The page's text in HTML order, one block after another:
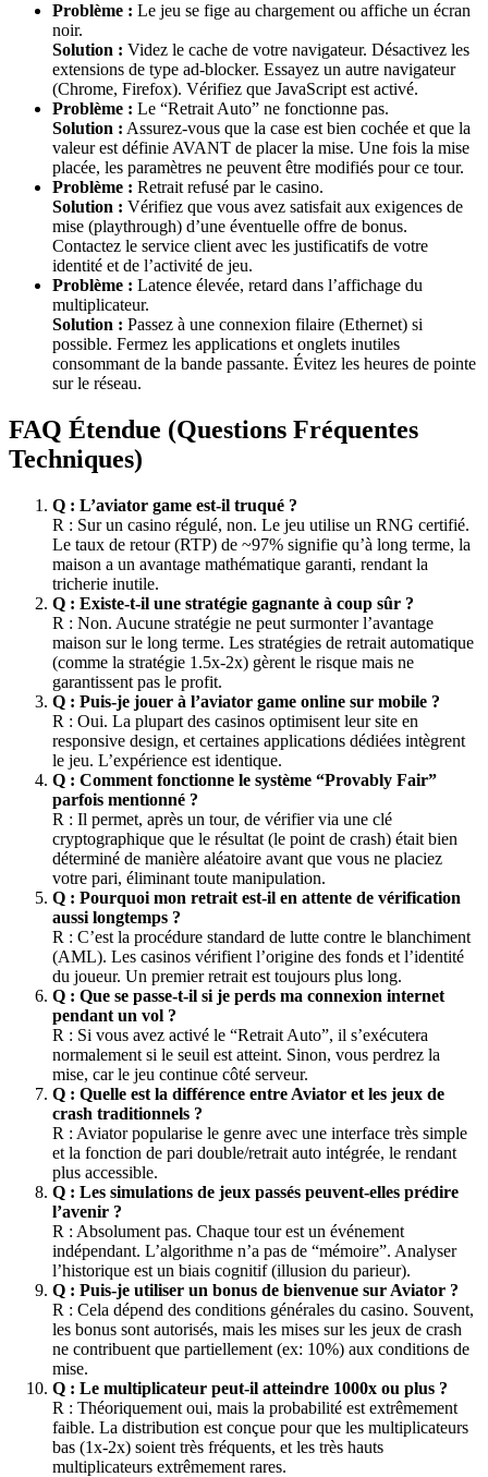
Problème : Le jeu se fige au chargement ou affiche un écran
noir.
Solution : Videz le cache de votre navigateur. Désactivez les
extensions de type ad-blocker. Essayez un autre navigateur
(Chrome, Firefox). Vérifiez que JavaScript est activé.
Problème : Le “Retrait Auto” ne fonctionne pas.
Solution : Assurez-vous que la case est bien cochée et que la
valeur est définie AVANT de placer la mise. Une fois la mise
placée, les paramètres ne peuvent être modifiés pour ce tour.
Problème : Retrait refusé par le casino.
Solution : Vérifiez que vous avez satisfait aux exigences de
mise (playthrough) d’une éventuelle offre de bonus.
Contactez le service client avec les justificatifs de votre
identité et de l’activité de jeu.
Problème : Latence élevée, retard dans l’affichage du
multiplicateur.
Solution : Passez à une connexion filaire (Ethernet) si
possible. Fermez les applications et onglets inutiles
consommant de la bande passante. Évitez les heures de pointe
sur le réseau.
FAQ Étendue (Questions Fréquentes
Techniques)
Q : L’aviator game est-il truqué ?
R : Sur un casino régulé, non. Le jeu utilise un RNG certifié.
Le taux de retour (RTP) de ~97% signifie qu’à long terme, la
maison a un avantage mathématique garanti, rendant la
tricherie inutile.
Q : Existe-t-il une stratégie gagnante à coup sûr ?
R : Non. Aucune stratégie ne peut surmonter l’avantage
maison sur le long terme. Les stratégies de retrait automatique
(comme la stratégie 1.5x-2x) gèrent le risque mais ne
garantissent pas le profit.
Q : Puis-je jouer à l’aviator game online sur mobile ?
R : Oui. La plupart des casinos optimisent leur site en
responsive design, et certaines applications dédiées intègrent
le jeu. L’expérience est identique.
Q : Comment fonctionne le système “Provably Fair”
parfois mentionné ?
R : Il permet, après un tour, de vérifier via une clé
cryptographique que le résultat (le point de crash) était bien
déterminé de manière aléatoire avant que vous ne placiez
votre pari, éliminant toute manipulation.
Q : Pourquoi mon retrait est-il en attente de vérification
aussi longtemps ?
R : C’est la procédure standard de lutte contre le blanchiment
(AML). Les casinos vérifient l’origine des fonds et l’identité
du joueur. Un premier retrait est toujours plus long.
Q : Que se passe-t-il si je perds ma connexion internet
pendant un vol ?
R : Si vous avez activé le “Retrait Auto”, il s’exécutera
normalement si le seuil est atteint. Sinon, vous perdrez la
mise, car le jeu continue côté serveur.
Q : Quelle est la différence entre Aviator et les jeux de
crash traditionnels ?
R : Aviator popularise le genre avec une interface très simple
et la fonction de pari double/retrait auto intégrée, le rendant
plus accessible.
Q : Les simulations de jeux passés peuvent-elles prédire
l’avenir ?
R : Absolument pas. Chaque tour est un événement
indépendant. L’algorithme n’a pas de “mémoire”. Analyser
l’historique est un biais cognitif (illusion du parieur).
Q : Puis-je utiliser un bonus de bienvenue sur Aviator ?
R : Cela dépend des conditions générales du casino. Souvent,
les bonus sont autorisés, mais les mises sur les jeux de crash
ne contribuent que partiellement (ex: 10%) aux conditions de
mise.
Q : Le multiplicateur peut-il atteindre 1000x ou plus ?
R : Théoriquement oui, mais la probabilité est extrêmement
faible. La distribution est conçue pour que les multiplicateurs
bas (1x-2x) soient très fréquents, et les très hauts
multiplicateurs extrêmement rares.